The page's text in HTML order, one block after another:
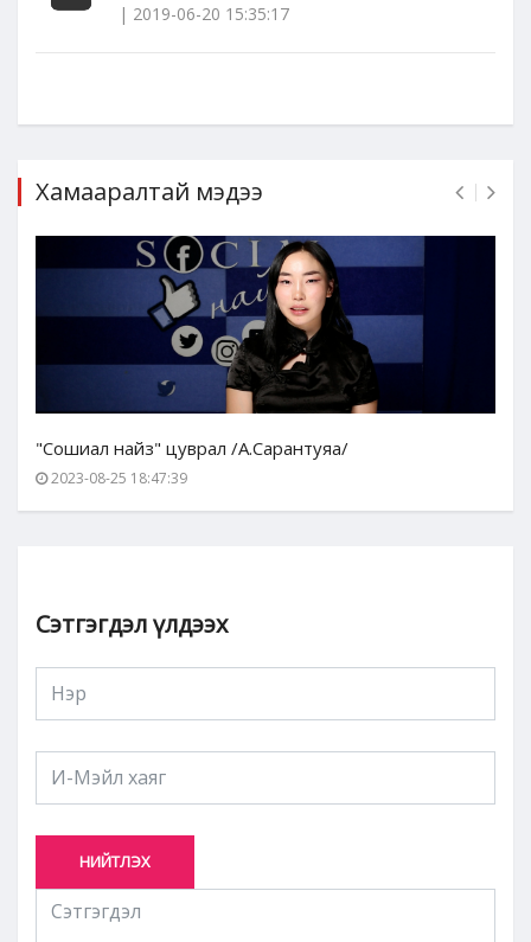
| 2019-06-20 15:35:17
Хамааралтай мэдээ
"Сошиал найз" цуврал /А.Сарантуяа/
2023-08-25 18:47:39
Сэтгэгдэл үлдээх
НИЙТЛЭХ